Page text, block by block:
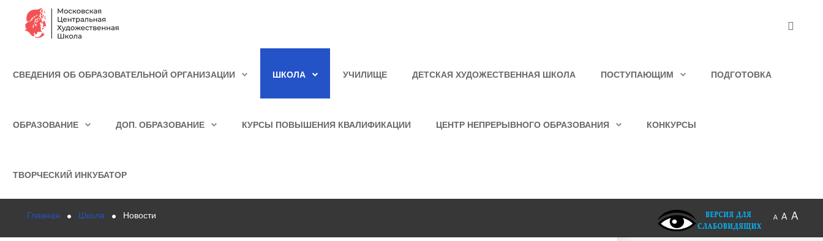
Образование
СВЕДЕНИЯ ОБ ОБРАЗОВАТЕЛЬНОЙ ОРГАНИЗАЦИИ ШКОЛА УЧИЛИЩЕ ДЕТСКАЯ ХУДОЖЕСТВЕННАЯ ШКОЛА ПОСТУПАЮЩИМ ПОДГОТОВКА
ОБРАЗОВАНИЕ ДОП. ОБРАЗОВАНИЕ КУРСЫ ПОВЫШЕНИЯ КВАЛИФИКАЦИИ ЦЕНТР НЕПРЕРЫВНОГО ОБРАЗОВАНИЯ КОНКУРСЫ
ТВОРЧЕСКИЙ ИНКУБАТОР
Главная Школа Новости A A A